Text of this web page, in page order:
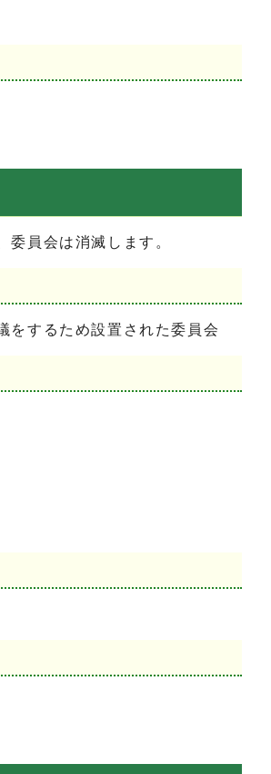
員会は消滅します。
するため設置された委員会